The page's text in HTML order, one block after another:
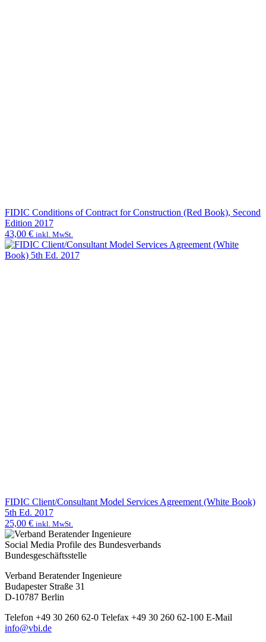
FIDIC Conditions of Contract for Construction (Red Book), Second
Edition 2017
43,00 € inkl. MwSt.
FIDIC Client/Consultant Model Services Agreement (White Book)
5th Ed. 2017
25,00 € inkl. MwSt.
Social Media Profile des Bundesverbands
Bundesgeschäftsstelle
Verband Beratender Ingenieure
Budapester Straße 31
D-10787 Berlin
Telefon +49 30 260 62-0 Telefax +49 30 260 62-100 E-Mail
info@vbi.de